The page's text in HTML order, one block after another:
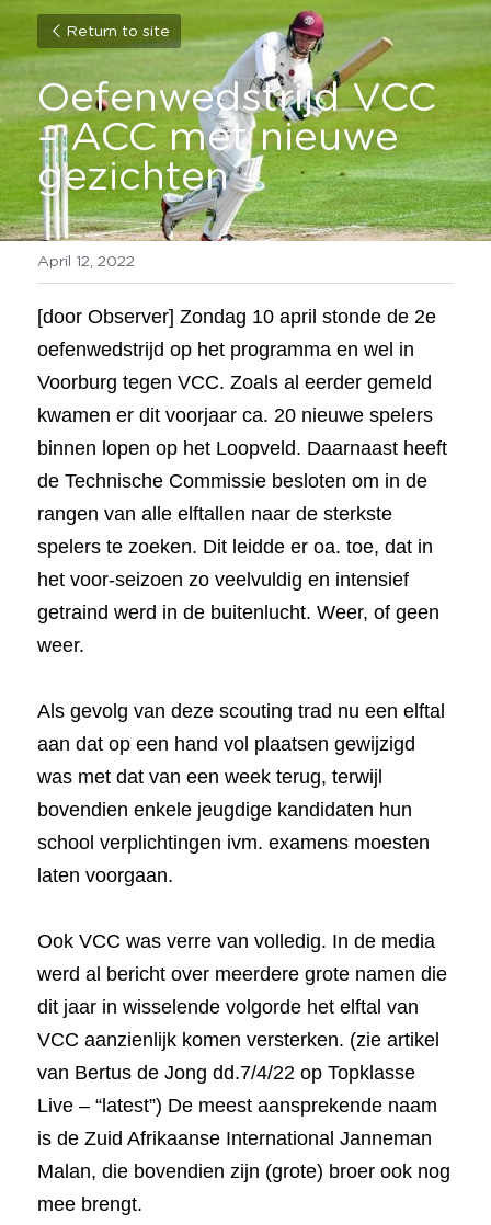
Return to site
Oefenwedstrijd VCC
– ACC met nieuwe
gezichten
April 12, 2022
[door Observer] Zondag 10 april stonde de 2e
oefenwedstrijd op het programma en wel in
Voorburg tegen VCC. Zoals al eerder gemeld
kwamen er dit voorjaar ca. 20 nieuwe spelers
binnen lopen op het Loopveld. Daarnaast heeft
de Technische Commissie besloten om in de
rangen van alle elftallen naar de sterkste
spelers te zoeken. Dit leidde er oa. toe, dat in
het voor-seizoen zo veelvuldig en intensief
getraind werd in de buitenlucht. Weer, of geen
weer.
Als gevolg van deze scouting trad nu een elftal
aan dat op een hand vol plaatsen gewijzigd
was met dat van een week terug, terwijl
bovendien enkele jeugdige kandidaten hun
school verplichtingen ivm. examens moesten
laten voorgaan.
Ook VCC was verre van volledig. In de media
werd al bericht over meerdere grote namen die
dit jaar in wisselende volgorde het elftal van
VCC aanzienlijk komen versterken. (zie artikel
van Bertus de Jong dd.7/4/22 op Topklasse
Live – “latest”) De meest aansprekende naam
is de Zuid Afrikaanse International Janneman
Malan, die bovendien zijn (grote) broer ook nog
mee brengt.